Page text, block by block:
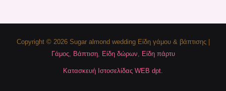
Copyright © 2026 Sugar almond wedding Είδη γάμου & βάπτισης |
Γάμος, Βάπτιση, Είδη δώρων Είδη πάρτυ
Κατασκευή Ιστοσελίδας WEB dpt.